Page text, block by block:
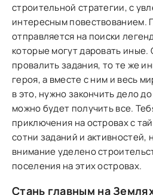
строительной стратегии, с
интересным повествованием.
отправляется на поиски
которые могут даровать иные.
провалить задания, то те же
героя, а вместе с ним и весь
в это, нужно закончить дело
можно будет получить все.
приключения на островах с
сотни заданий и
внимание уделено
поселения на этих островах.
Стань главным на